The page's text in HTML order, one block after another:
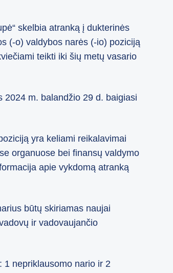
skelbia atranką į dukterinės
(-o) valdybos narės (-io) poziciją
teikti iki šių metų vasario
2024 m. balandžio 29 d. baigiasi
yra keliami reikalavimai
organuose bei finansų valdymo
apie vykdomą atranką
būtų skiriamas naujai
ir vadovaujančio
1 nepriklausomo nario ir 2